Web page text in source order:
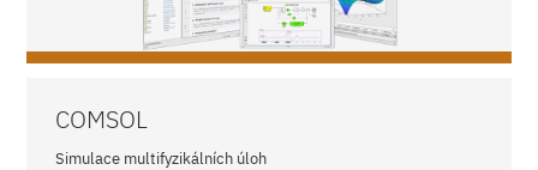
COMSOL
Simulace multifyzikálních úloh